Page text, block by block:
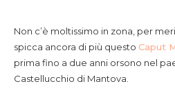
Non c’è moltissimo in zona, per
spicca ancora di più questo Caput
prima fino a due anni orsono nel
Castellucchio di Mantova.